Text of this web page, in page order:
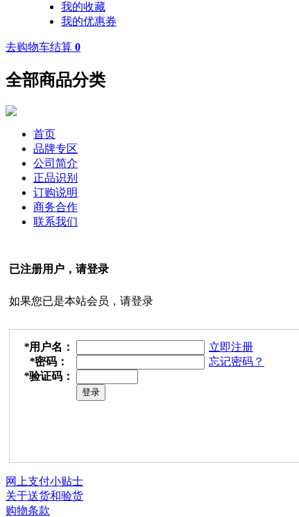
我的收藏
我的优惠券
去购物车结算 0
全部商品分类
首页
品牌专区
公司简介
正品识别
订购说明
商务合作
联系我们
已注册用户，请登录
如果您已是本站会员，请登录
*用户名：
立即注册
*密码：
忘记密码？
*验证码：
网上支付小贴士
关于送货和验货
购物条款